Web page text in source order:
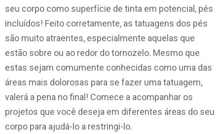
seu corpo como superfície de tinta em potencial, pés
incluídos! Feito corretamente, as tatuagens dos pés
são muito atraentes, especialmente aquelas que
estão sobre ou ao redor do tornozelo. Mesmo que
estas sejam comumente conhecidas como uma das
áreas mais dolorosas para se fazer uma tatuagem,
valerá a pena no final! Comece a acompanhar os
projetos que você deseja em diferentes áreas do seu
corpo para ajudá-lo a restringi-lo.